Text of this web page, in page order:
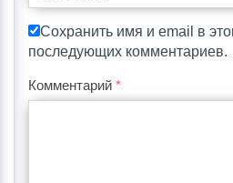
Сохранить имя и email в
последующих комментариев.
Комментарий *